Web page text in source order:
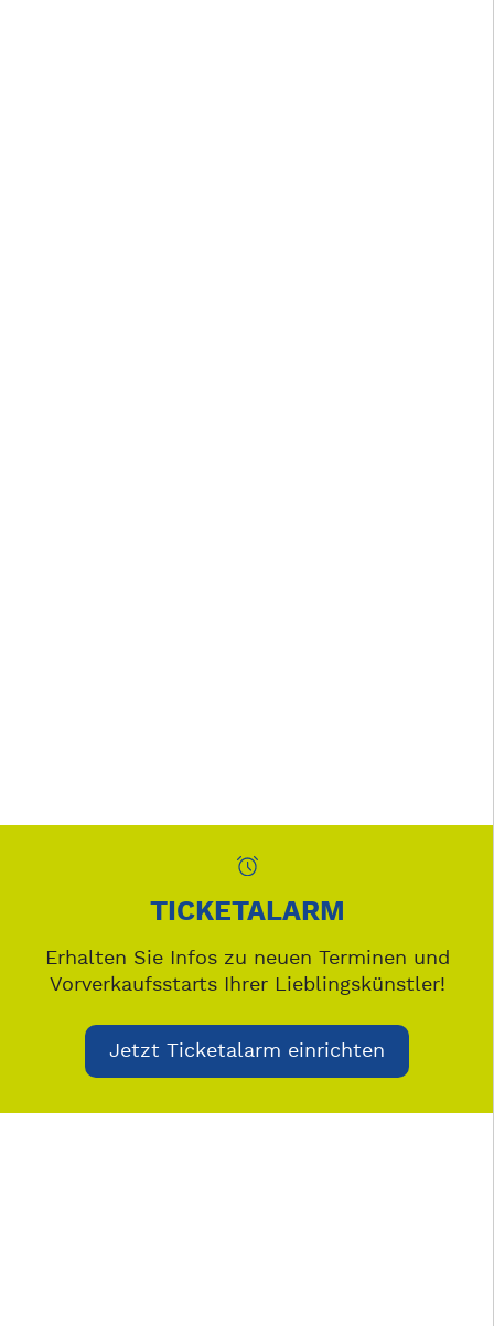
TICKETALARM
Erhalten Sie Infos zu neuen Terminen und
Vorverkaufsstarts Ihrer Lieblingskünstler!
Jetzt Ticketalarm einrichten